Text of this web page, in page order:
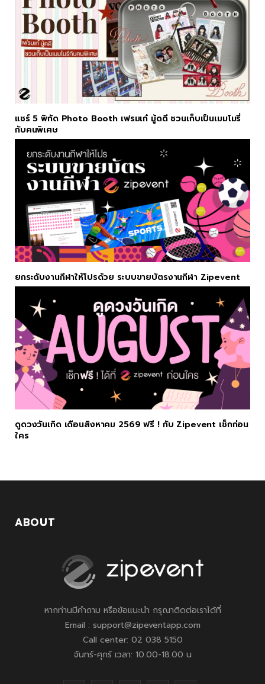
แชร์ 5 พิกัด Photo Booth เฟรมเก๋ มู้ดดี ชวนเก็บเป็นเมมโมรี่
กับคนพิเศษ
ยกระดับงานกีฬาให้โปรด้วย ระบบขายบัตรงานกีฬา Zipevent
ดูดวงวันเกิด เดือนสิงหาคม 2569 ฟรี ! กับ Zipevent เช็กก่อน
ใคร
ABOUT
หากท่านมีคำถาม หรือข้อแนะนำ กรุณาติดต่อเราได้ที่
Email : support@zipeventapp.com
Call center: 02 038 5150
จันทร์-ศุกร์ เวลา: 10.00-18.00 น